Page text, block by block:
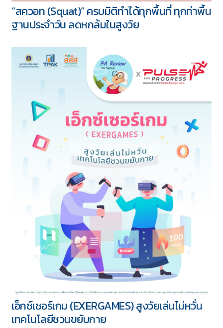
“สควอท (Squat)” ครบมิติทำได้ทุกพื้นที่ ทุกท่าพื้น
ฐานประจำวัน ลดหกล้มในสูงวัย
เอ็กซ์เซอร์เกม (EXERGAMES) สูงวัยเล่นไม่หวั่น
เทคโนโลยีชวนขยับกาย